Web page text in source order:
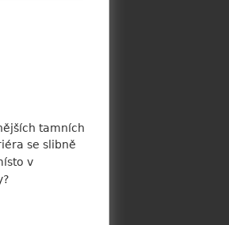
tamních
se slibně
v